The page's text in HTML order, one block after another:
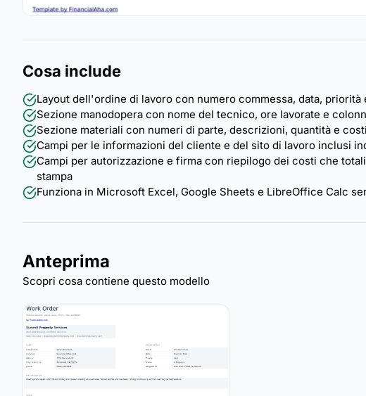
Cosa include
Layout dell'ordine di lavoro con numero commessa, data,
Sezione manodopera con nome del tecnico, ore lavorate e
Sezione materiali con numeri di parte, descrizioni, quantità e
Campi per le informazioni del cliente e del sito di lavoro inclusi
Campi per autorizzazione e firma con riepilogo dei costi che
stampa
Funziona in Microsoft Excel, Google Sheets e LibreOffice Calc
Anteprima
Scopri cosa contiene questo modello